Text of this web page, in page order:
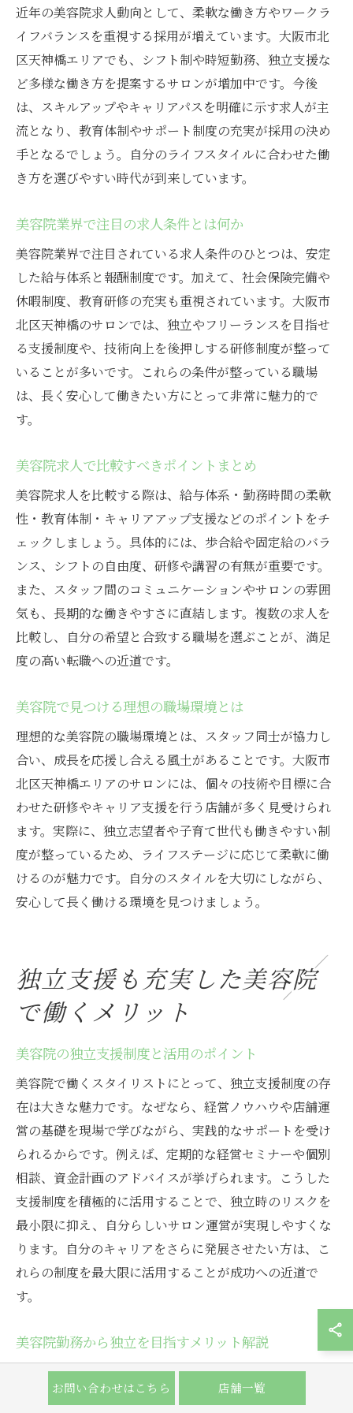
近年の美容院求人動向として、柔軟な働き方やワークラ
イフバランスを重視する採用が増えています。大阪市北
区天神橋エリアでも、シフト制や時短勤務、独立支援な
ど多様な働き方を提案するサロンが増加中です。今後
は、スキルアップやキャリアパスを明確に示す求人が主
流となり、教育体制やサポート制度の充実が採用の決め
手となるでしょう。自分のライフスタイルに合わせた働
き方を選びやすい時代が到来しています。
美容院業界で注目の求人条件とは何か
美容院業界で注目されている求人条件のひとつは、安定
した給与体系と報酬制度です。加えて、社会保険完備や
休暇制度、教育研修の充実も重視されています。大阪市
北区天神橋のサロンでは、独立やフリーランスを目指せ
る支援制度や、技術向上を後押しする研修制度が整って
いることが多いです。これらの条件が整っている職場
は、長く安心して働きたい方にとって非常に魅力的で
す。
美容院求人で比較すべきポイントまとめ
美容院求人を比較する際は、給与体系・勤務時間の柔軟
性・教育体制・キャリアアップ支援などのポイントをチ
ェックしましょう。具体的には、歩合給や固定給のバラ
ンス、シフトの自由度、研修や講習の有無が重要です。
また、スタッフ間のコミュニケーションやサロンの雰囲
気も、長期的な働きやすさに直結します。複数の求人を
比較し、自分の希望と合致する職場を選ぶことが、満足
度の高い転職への近道です。
美容院で見つける理想の職場環境とは
理想的な美容院の職場環境とは、スタッフ同士が協力し
合い、成長を応援し合える風土があることです。大阪市
北区天神橋エリアのサロンには、個々の技術や目標に合
わせた研修やキャリア支援を行う店舗が多く見受けられ
ます。実際に、独立志望者や子育て世代も働きやすい制
度が整っているため、ライフステージに応じて柔軟に働
けるのが魅力です。自分のスタイルを大切にしながら、
安心して長く働ける環境を見つけましょう。
独立支援も充実した美容院
で働くメリット
美容院の独立支援制度と活用のポイント
美容院で働くスタイリストにとって、独立支援制度の存
在は大きな魅力です。なぜなら、経営ノウハウや店舗運
営の基礎を現場で学びながら、実践的なサポートを受け
られるからです。例えば、定期的な経営セミナーや個別
相談、資金計画のアドバイスが挙げられます。こうした
支援制度を積極的に活用することで、独立時のリスクを
最小限に抑え、自分らしいサロン運営が実現しやすくな
ります。自分のキャリアをさらに発展させたい方は、こ
れらの制度を最大限に活用することが成功への近道で
す。
美容院勤務から独立を目指すメリット解説
美容院での勤務経験を活かして独立を目指すことには多
くのメリットがあります。まず、現場で培った技術力や
お問い合わせはこちら 店舗一覧